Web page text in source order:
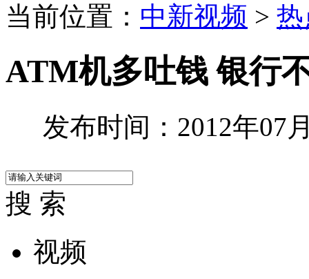
当前位置： 中新视频 >
ATM机多吐钱 银行
发布时间：2012年07
搜 索
视频